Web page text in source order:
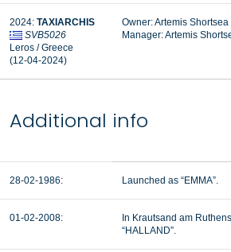
2024: TAXIARCHIS
SVB5026
Leros / Greece
(12-04-2024)
Owner: Artemis
Manager: Artemis
Additional info
28-02-1986: Launched as “EMMA”.
01-02-2008:
In Krautsand am
“HALLAND”.